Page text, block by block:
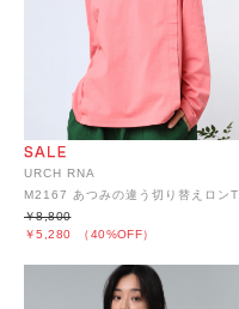
URCH RNA
M2167 あつみの違う切り替えロンT
￥5,280 （40%OFF）
￥8,800